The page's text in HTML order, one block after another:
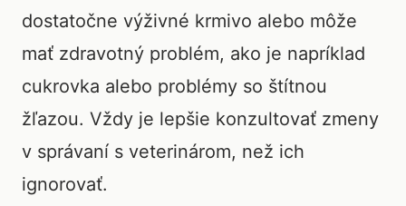
dostatočne výživné krmivo alebo môže
mať zdravotný problém, ako je napríklad
cukrovka alebo problémy so štítnou
žľazou. Vždy je lepšie konzultovať zmeny
v správaní s veterinárom, než ich
ignorovať.